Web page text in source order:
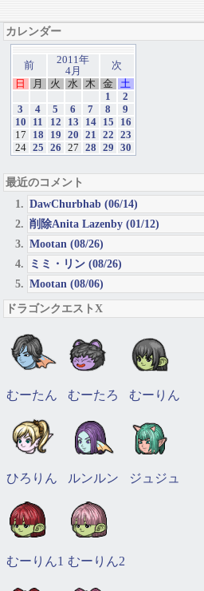
カレンダー
前
2011年
4月
次
日
月 火 水 木 金
土
1
2
3
4 5 6 7 8
9
10
11 12 13 14 15
16
17
18 19 20 21 22
23
24 25 26 27 28 29 30
最近のコメント
DawChurbhab (06/14)
削除Anita Lazenby (01/12)
Mootan (08/26)
ミミ・リン (08/26)
Mootan (08/06)
ドラゴンクエストX
むーたん むーたろ むーりん
ひろりん ルンルン ジュジュ
むーりん1 むーりん2